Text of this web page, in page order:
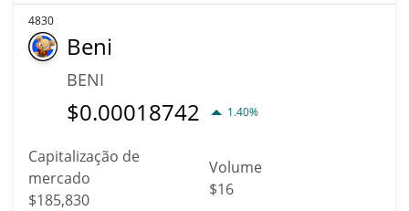
4830
Beni
BENI
$0.00018742 1.40%
Capitalização de
mercado
$185,830
Volume
$16